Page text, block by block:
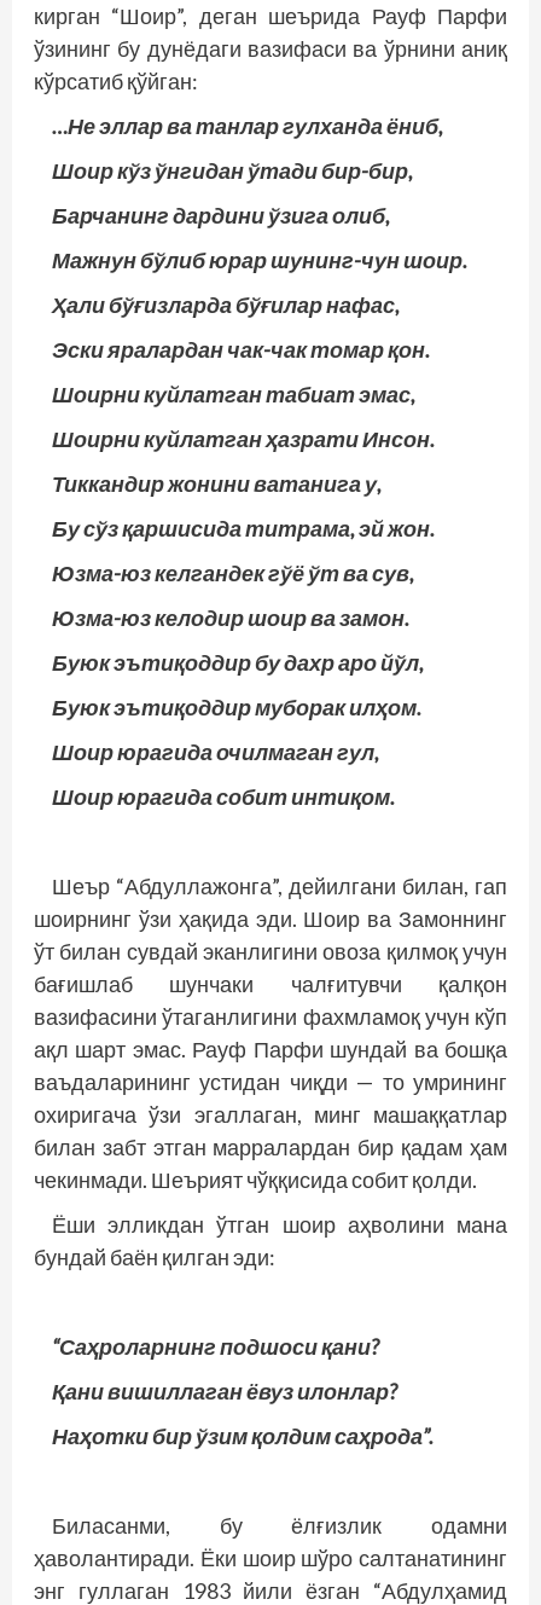
кирган “Шоир”, деган шеърида Рауф Парфи
ўзининг бу дунёдаги вазифаси ва ўрнини аниқ
кўрсатиб қўйган:
…Не эллар ва танлар гулханда ёниб,
Шоир кўз ўнгидан ўтади бир-бир,
Барчанинг дардини ўзига олиб,
Мажнун бўлиб юрар шунинг-чун шоир.
Ҳали бўғизларда бўғилар нафас,
Эски яралардан чак-чак томар қон.
Шоирни куйлатган табиат эмас,
Шоирни куйлатган ҳазрати Инсон.
Тиккандир жонини ватанига у,
Бу сўз қаршисида титрама, эй жон.
Юзма-юз келгандек гўё ўт ва сув,
Юзма-юз келодир шоир ва замон.
Буюк эътиқоддир бу дахр аро йўл,
Буюк эътиқоддир муборак илҳом.
Шоир юрагида очилмаган гул,
Шоир юрагида собит интиқом.
Шеър “Абдуллажонга”, дейилгани билан, гап
шоирнинг ўзи ҳақида эди. Шоир ва Замоннинг
ўт билан сувдай эканлигини овоза қилмоқ учун
бағишлаб шунчаки чалғитувчи қалқон
вазифасини ўтаганлигини фахмламоқ учун кўп
ақл шарт эмас. Рауф Парфи шундай ва бошқа
ваъдаларининг устидан чиқди — то умрининг
охиригача ўзи эгаллаган, минг машаққатлар
билан забт этган марралардан бир қадам ҳам
чекинмади. Шеърият чўққисида собит қолди.
Ёши элликдан ўтган шоир аҳволини мана
бундай баён қилган эди:
“Саҳроларнинг подшоси қани?
Қани вишиллаган ёвуз илонлар?
Наҳотки бир ўзим қолдим саҳрода”.
Биласанми, бу ёлғизлик одамни
ҳаволантиради. Ёки шоир шўро салтанатининг
энг гуллаган 1983 йили ёзган “Абдулҳамид